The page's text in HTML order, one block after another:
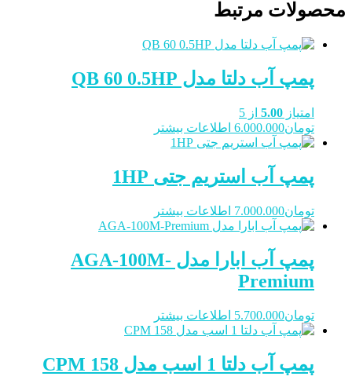
محصولات مرتبط
پمپ آب دلتا مدل QB 60 0.5HP
امتیاز 5.00 از 5
تومان6.000.000 اطلاعات بیشتر
پمپ آب استریم جتی 1HP
تومان7.000.000 اطلاعات بیشتر
پمپ آب ابارا مدل AGA-100M-
Premium
تومان5.700.000 اطلاعات بیشتر
پمپ آب دلتا 1 اسب مدل CPM 158